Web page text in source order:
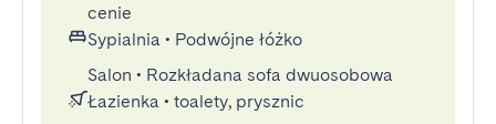
cenie
Sypialnia • Podwójne łóżko
Salon • Rozkładana sofa dwuosobowa
Łazienka • toalety, prysznic